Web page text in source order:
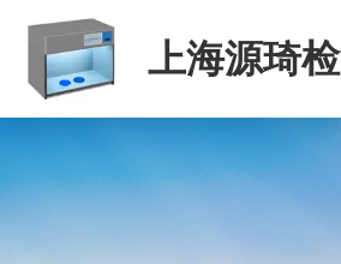
上海源琦